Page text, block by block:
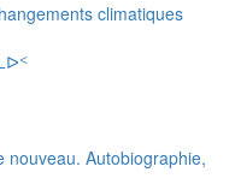
climatiques
nouveau. Autobiographie,